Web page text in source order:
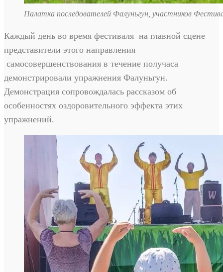
Палатка последователей Фалуньгун, участников
Каждый день во время фестиваля на главной сцене
представители этого направления
самосовершенствования в течение получаса
демонстрировали упражнения Фалуньгун.
Демонстрация сопровождалась рассказом об
особенностях оздоровительного эффекта этих
упражнений.